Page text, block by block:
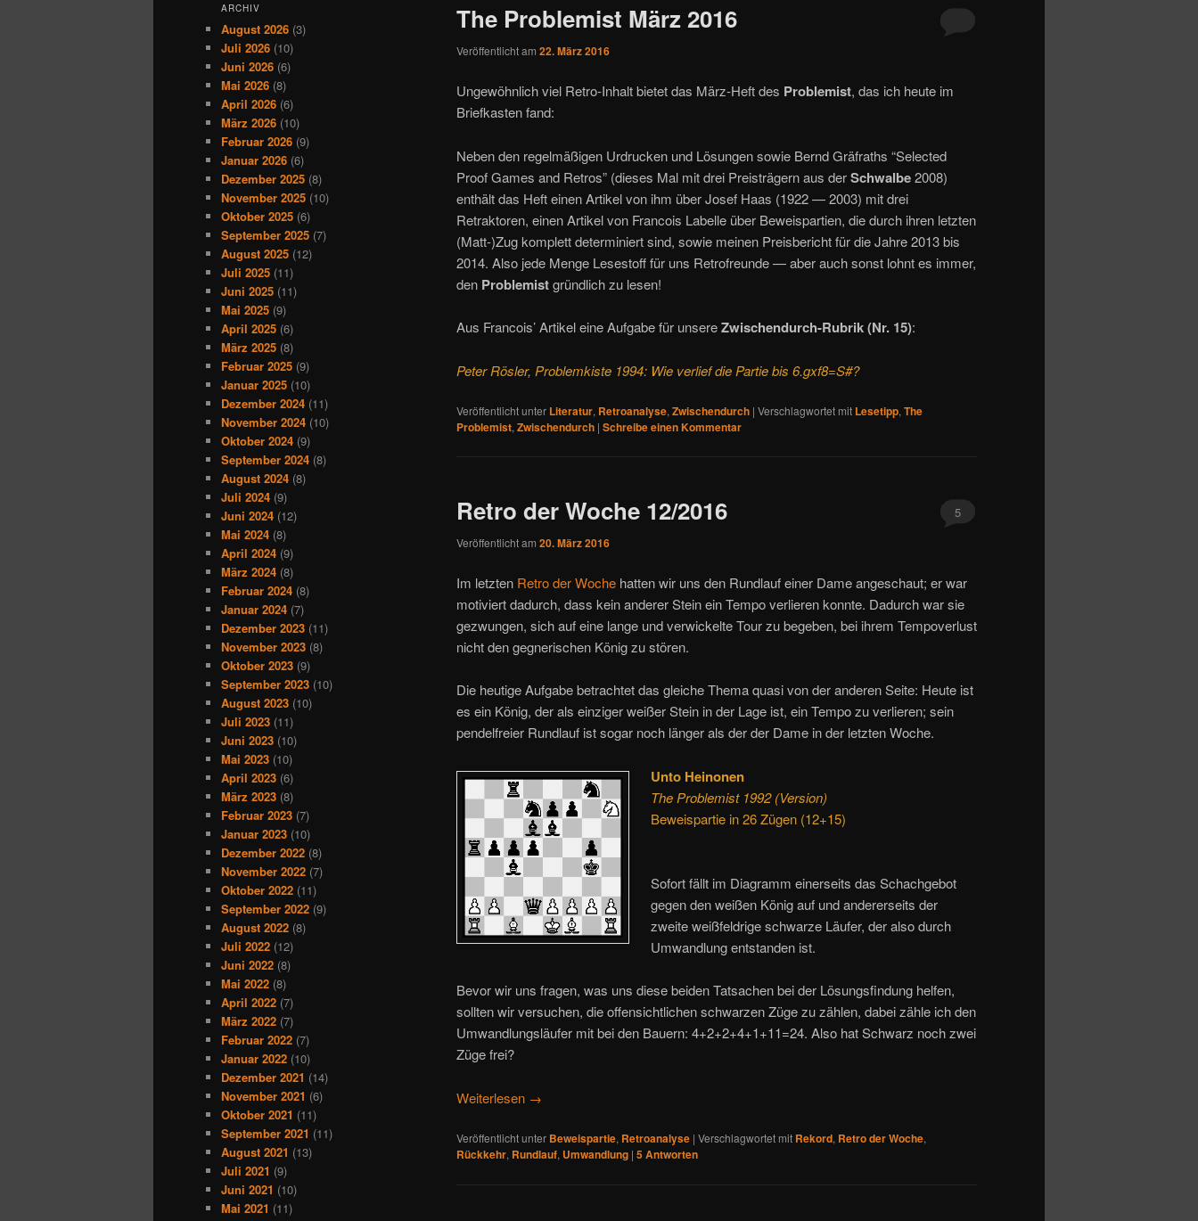
The Problemist März 2016
Veröffentlicht am 22. März 2016
Ungewöhnlich viel Retro-Inhalt bietet das März-Heft des Problemist, das ich heute im
Briefkasten fand:
Neben den regelmäßigen Urdrucken und Lösungen sowie Bernd Gräfraths “Selected
Proof Games and Retros” (dieses Mal mit drei Preisträgern aus derSchwalbe2008)
enthält das Heft einen Artikel von ihm über Josef Haas (1922 — 2003) mit drei
Retraktoren, einen Artikel von Francois Labelle über Beweispartien, die durch ihren letzten
(Matt-)Zug komplett determiniert sind, sowie meinen Preisbericht für die Jahre 2013 bis
2014. Also jede Menge Lesestoff für uns Retrofreunde — aber auch sonst lohnt es immer,
den Problemistgründlich zu lesen!
Aus Francois’ Artikel eine Aufgabe für unsereZwischendurch-Rubrik (Nr. 15):
Peter Rösler, Problemkiste 1994: Wie verlief die Partie bis 6.gxf8=S#?
Veröffentlicht unter Literatur, Retroanalyse, Zwischendurch | Verschlagwortet mit Lesetipp, The
Problemist, Zwischendurch | Schreibe einen Kommentar
Retro der Woche 12/2016
Veröffentlicht am 20. März 2016
5
Im letzten Retro der Woche hatten wir uns den Rundlauf einer Dame angeschaut; er war
motiviert dadurch, dass kein anderer Stein ein Tempo verlieren konnte. Dadurch war sie
gezwungen, sich auf eine lange und verwickelte Tour zu begeben, bei ihrem Tempoverlust
nicht den gegnerischen König zu stören.
Die heutige Aufgabe betrachtet das gleiche Thema quasi von der anderen Seite: Heute ist
es ein König, der als einziger weißer Stein in der Lage ist, ein Tempo zu verlieren; sein
pendelfreier Rundlauf ist sogar noch länger als der der Dame in der letzten Woche.
Unto Heinonen
The Problemist 1992 (Version)
Beweispartie in 26 Zügen (12+15)
Sofort fällt im Diagramm einerseits das Schachgebot
gegen den weißen König auf und andererseits der
zweite weißfeldrige schwarze Läufer, der also durch
Umwandlung entstanden ist.
Bevor wir uns fragen, was uns diese beiden Tatsachen bei der Lösungsfindung helfen,
sollten wir versuchen, die offensichtlichen schwarzen Züge zu zählen, dabei zähle ich den
Umwandlungsläufer mit bei den Bauern: 4+2+2+4+1+11=24. Also hat Schwarz noch zwei
Züge frei?
Weiterlesen →
Veröffentlicht unter Beweispartie, Retroanalyse | Verschlagwortet mit Rekord, Retro der Woche,
Rückkehr, Rundlauf, Umwandlung | 5Antworten
ARCHIV
August 2026 (3)
Juli 2026 (10)
Juni 2026 (6)
Mai 2026 (8)
April 2026 (6)
März 2026 (10)
Februar 2026 (9)
Januar 2026 (6)
Dezember 2025 (8)
November 2025 (10)
Oktober 2025 (6)
September 2025 (7)
August 2025 (12)
Juli 2025 (11)
Juni 2025 (11)
Mai 2025 (9)
April 2025 (6)
März 2025 (8)
Februar 2025 (9)
Januar 2025 (10)
Dezember 2024 (11)
November 2024 (10)
Oktober 2024 (9)
September 2024 (8)
August 2024 (8)
Juli 2024 (9)
Juni 2024 (12)
Mai 2024 (8)
April 2024 (9)
März 2024 (8)
Februar 2024 (8)
Januar 2024 (7)
Dezember 2023 (11)
November 2023 (8)
Oktober 2023 (9)
September 2023 (10)
August 2023 (10)
Juli 2023 (11)
Juni 2023 (10)
Mai 2023 (10)
April 2023 (6)
März 2023 (8)
Februar 2023 (7)
Januar 2023 (10)
Dezember 2022 (8)
November 2022 (7)
Oktober 2022 (11)
September 2022 (9)
August 2022 (8)
Juli 2022 (12)
Juni 2022 (8)
Mai 2022 (8)
April 2022 (7)
März 2022 (7)
Februar 2022 (7)
Januar 2022 (10)
Dezember 2021 (14)
November 2021 (6)
Oktober 2021 (11)
September 2021 (11)
August 2021 (13)
Juli 2021 (9)
Juni 2021 (10)
Mai 2021 (11)